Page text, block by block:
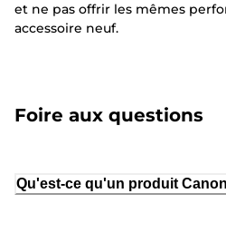
et ne pas offrir les mêmes
accessoire neuf.
Foire aux questions
Qu'est-ce qu'un produit